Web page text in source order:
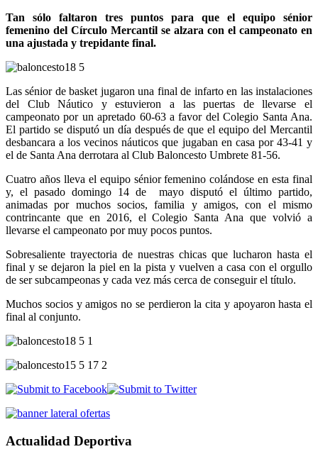
Tan sólo faltaron tres puntos para que el equipo sénior
femenino del Círculo Mercantil se alzara con el campeonato en
una ajustada y trepidante final.
Las sénior de basket jugaron una final de infarto en las instalaciones
del Club Náutico y estuvieron a las puertas de llevarse el
campeonato por un apretado 60-63 a favor del Colegio Santa Ana.
El partido se disputó un día después de que el equipo del Mercantil
desbancara a los vecinos náuticos que jugaban en casa por 43-41 y
el de Santa Ana derrotara al Club Baloncesto Umbrete 81-56.
Cuatro años lleva el equipo sénior femenino colándose en esta final
y, el pasado domingo 14 de mayo disputó el último partido,
animadas por muchos socios, familia y amigos, con el mismo
contrincante que en 2016, el Colegio Santa Ana que volvió a
llevarse el campeonato por muy pocos puntos.
Sobresaliente trayectoria de nuestras chicas que lucharon hasta el
final y se dejaron la piel en la pista y vuelven a casa con el orgullo
de ser subcampeonas y cada vez más cerca de conseguir el título.
Muchos socios y amigos no se perdieron la cita y apoyaron hasta el
final al conjunto.
Actualidad Deportiva